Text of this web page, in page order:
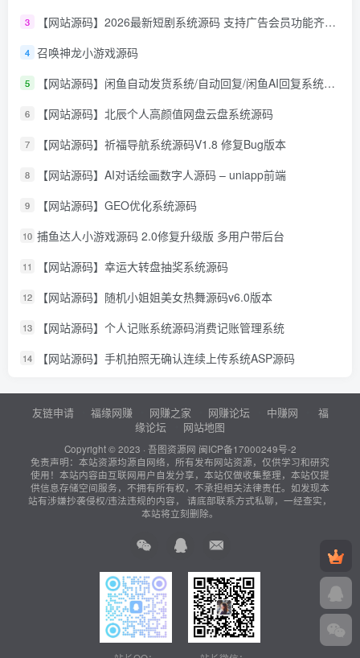
3 【网站源码】2026最新短剧系统源码 支持广告会员功能齐全短剧源码
4 召唤神龙小游戏源码
5 【网站源码】闲鱼自动发货系统/自动回复/闲鱼AI回复系统源码
6 【网站源码】北辰个人高颜值网盘云盘系统源码
7 【网站源码】祈福导航系统源码V1.8 修复Bug版本
8 【网站源码】AI对话绘画数字人源码 – uniapp前端
9 【网站源码】GEO优化系统源码
10 捕鱼达人小游戏源码 2.0修复升级版 多用户带后台
11 【网站源码】幸运大转盘抽奖系统源码
12 【网站源码】随机小姐姐美女热舞源码v6.0版本
13 【网站源码】个人记账系统源码消费记账管理系统
14 【网站源码】手机拍照无确认连续上传系统ASP源码
友链申请 福缘网赚 网赚之家 网赚论坛 中赚网
福
缘论坛
网站地图
Copyright © 2023 · 吾图资源网 闽ICP备17000249号-2
免责声明：本站资源均源自网络，所有发布网站资源，仅供学习和研究
使用！本站内容由互联网用户自发分享，本站仅做收集整理，本站仅提
供信息存储空间服务，不拥有所有权，不承担相关法律责任。如发现本
站有涉嫌抄袭侵权/违法违规的内容， 请底部联系方式私聊，一经查实，
本站将立刻删除。